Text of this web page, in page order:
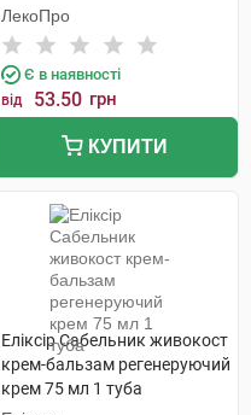
ЛекоПро
Є в наявності
від 53.50 грн
КУПИТИ
Еліксір Сабельник живокост
крем-бальзам регенеруючий
крем 75 мл 1 туба